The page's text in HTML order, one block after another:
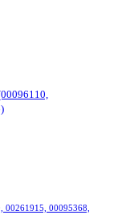
00261915, 00095368,